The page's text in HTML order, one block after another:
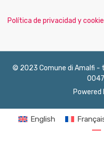
Política de privacidad y
© 2023 Comune di Amalfi
Powered
English